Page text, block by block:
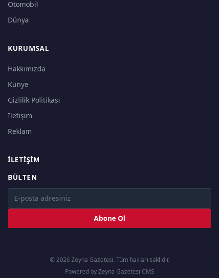
Otomobil
Dünya
KURUMSAL
Hakkımızda
Künye
Gizlilik Politikası
İletişim
Reklam
İLETIŞIM
BÜLTEN
Abone Ol
© 2026 Zeyna Gazetesi. Tüm hakları saklıdır.
Powered by Zeyna Gazetesi CMS